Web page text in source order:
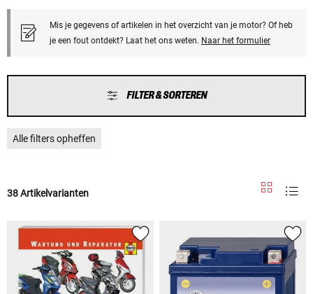
Mis je gegevens of artikelen in het overzicht van je motor? Of heb
je een fout ontdekt? Laat het ons weten. Naar het formulier
FILTER & SORTEREN
Alle filters opheffen
38 Artikelvarianten